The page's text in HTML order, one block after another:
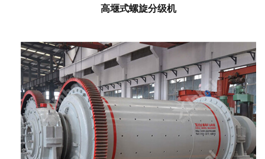
高堰式螺旋分级机